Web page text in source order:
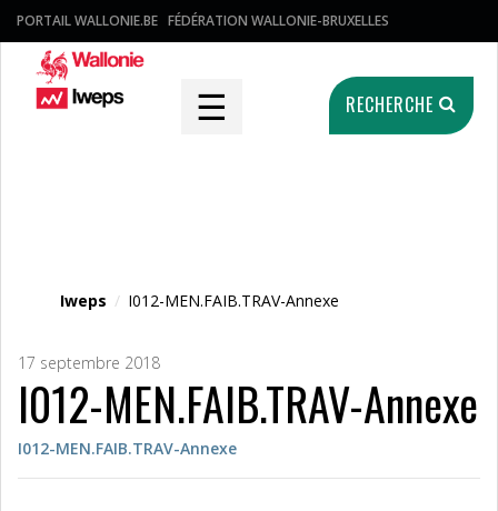
PORTAIL WALLONIE.BE FÉDÉRATION WALLONIE-BRUXELLES
☰ RECHERCHE
Iweps / I012-MEN.FAIB.TRAV-Annexe
17 septembre 2018
I012-MEN.FAIB.TRAV-Annexe
I012-MEN.FAIB.TRAV-Annexe